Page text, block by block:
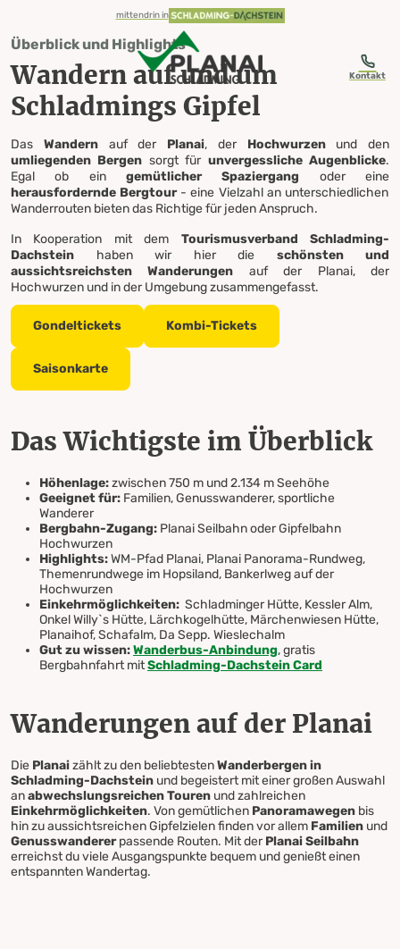
Zum Inhalt springen
Zum Inhaltsverzeichnis springen
Zur Navigation springen
Wandern Planai & Hochwurzen
Wandern auf und um Schladmings Gipfel
Wanderungen auf der Hochwurzen
Sicher unterwegs: Deine Wandertour auf der Planai & Hochwurzen
Bequem unterwegs mit dem Wanderbus
Im Notfall da, wenn’s drauf ankommt
mittendrin in
Kontakt
Wandern
Planai & Hochwurzen
Die Planai und Hochwurzen bieten zahlreiche markierte
Wanderwege, vom leichten Panorama-Rundweg bis zur
mehrtägigen Alpintour. Mit der Planai Seilbahn oder
1.800 Meter Seehöhe. Ein besonderes Highlight für Familien ist
der höchstgelegene Spielplatz der Steiermark im Hopsiland. Zwei
abwechslungsreiche Themenrundwege – auch mit dem
Kinderwagen begehbar – laden zusätzlich zum gemeinsamen
Entdecken ein.
Überblick und Highlights
Wandern auf und um
Schladmings Gipfel
Das Wandern auf der Planai, der Hochwurzen und den
umliegenden Bergen sorgt für unvergessliche Augenblicke.
Egal ob ein gemütlicher Spaziergang oder eine
herausfordernde Bergtour- eine Vielzahl an unterschiedlichen
Wanderrouten bieten das Richtige für jeden Anspruch.
In Kooperation mit dem Tourismusverband Schladming-
Dachstein haben wir hier die schönsten und
aussichtsreichsten Wanderungen auf der Planai, der
Hochwurzen und in der Umgebung zusammengefasst.
Gondeltickets Kombi-Tickets
Saisonkarte
Das Wichtigste im Überblick
Höhenlage:zwischen 750 m und 2.134 m Seehöhe
Geeignet für: Familien, Genusswanderer, sportliche
Wanderer
Bergbahn-Zugang: Planai Seilbahn oder Gipfelbahn
Hochwurzen
Highlights:WM-Pfad Planai, Planai Panorama-Rundweg,
Themenrundwege im Hopsiland, Bankerlweg auf der
Hochwurzen
Einkehrmöglichkeiten: Schladminger Hütte, Kessler Alm,
Onkel Willy`s Hütte, Lärchkogelhütte, Märchenwiesen Hütte,
Planaihof, Schafalm, Da Sepp. Wieslechalm
Gut zu wissen:Wanderbus-Anbindung, gratis
Bergbahnfahrt mitSchladming-Dachstein Card
Wanderungen auf der Planai
Die Planaizählt zu den beliebtestenWanderbergen in
Schladming-Dachstein und begeistert mit einer großen Auswahl
anabwechslungsreichen Touren und zahlreichen
Einkehrmöglichkeiten. Von gemütlichen Panoramawegen bis
hin zu aussichtsreichen Gipfelzielen finden vor allem Familien und
Genusswandererpassende Routen. Mit derPlanai Seilbahn
erreichst du viele Ausgangspunkte bequem und genießt einen
entspannten Wandertag.